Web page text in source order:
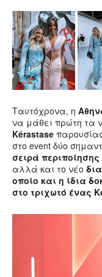
Ταυτόχρονα, η
να μάθει πρώτη τα
Kérastase
στο event δύο
σειρά
αλλά και το νέο
οποίο και η ίδια
στο τριχωτό ένας